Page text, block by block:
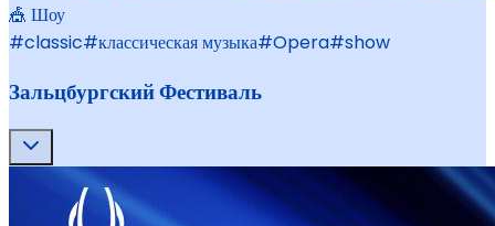
🎪 Шоу
#classic#классическая музыка#Opera#show
Зальцбургский Фестиваль